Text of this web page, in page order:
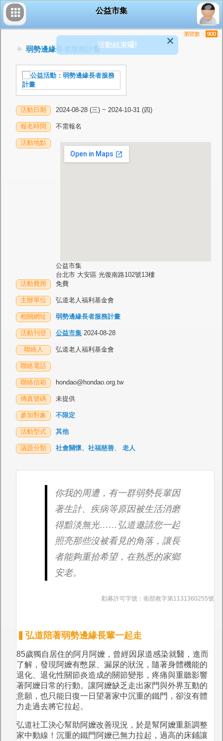
公益市集
活動結束囉!
弱勢邊緣長者服務計畫
瀏覽數： 900
活動日期 2024-08-28 (三) ~ 2024-10-31 (四)
報名時間 不需報名
活動地點
公益市集
台北市 大安區 光復南路102號13樓
活動費用
免費
主辦單位 弘道老人福利基金會
相關網址 弱勢邊緣長者服務計畫
活動刊登 公益市集 2024-08-28
聯絡人 弘道老人福利基金會
聯絡電話
聯絡信箱 hondao@hondao.org.tw
傳真號碼 未提供
參加對象 不限定
活動型式 其他
議題分類 社會關懷、社福慈善、 老人
你我的周遭，有一群弱勢長輩因
著生計、疾病等原因被生活消磨
得黯淡無光……弘道邀請您一起
照亮那些沒被看見的角落，讓長
者能夠重拾希望，在熟悉的家鄉
安老。
勸募許可字號：衛部救字第1131360255號
▍弘道陪著弱勢邊緣長輩一起走
85歲獨自居住的阿月阿嬤，曾經因尿道感染就醫，進而
了解，發現阿嬤有憋尿、漏尿的狀況，隨著身體機能的
退化、退化性關節炎造成的關節變形，疼痛與重聽影響
著阿嬤日常的行動。讓阿嬤缺乏走出家門與外界互動的
意願，也只能日復一日望著家中沉重的鐵門，卻沒有體
力走過去將它拉起。
弘道社工決心幫助阿嬤改善現況，於是幫阿嬤重新調整
家中動線！沉重的鐵門阿嬤已無力拉起，過高的床鋪讓